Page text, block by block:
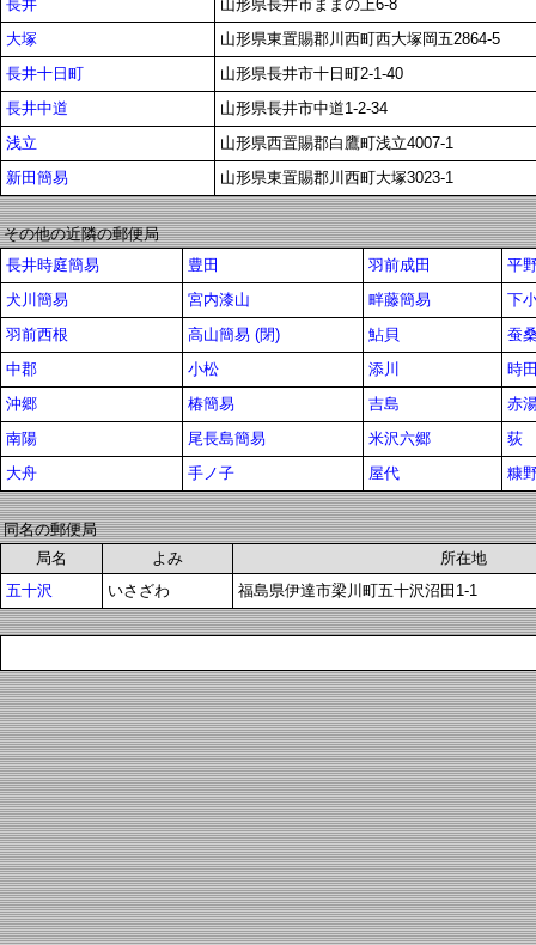
長井
山形県長井市ままの上6-8
大塚
山形県東置賜郡川西町西大塚岡五2864-5
長井十日町
山形県長井市十日町2-1-40
長井中道
山形県長井市中道1-2-34
浅立
山形県西置賜郡白鷹町浅立4007-1
新田簡易
山形県東置賜郡川西町大塚3023-1
その他の近隣の郵便局
長井時庭簡易
豊田 羽前成田
平
犬川簡易
宮内漆山 畔藤簡易
下
羽前西根
高山簡易 (閉) 鮎貝
蚕
中郡
小松 添川
時
沖郷
椿簡易 吉島
赤
南陽
尾長島簡易 米沢六郷
荻
大舟
手ノ子 屋代 糠
同名の郵便局
局名
よみ
所在地
五十沢
いさざわ 福島県伊達市梁川町五十沢沼田1-1